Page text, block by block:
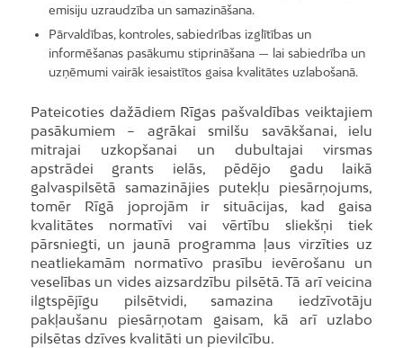
emisiju uzraudzība un samazināšana.
Pārvaldības, kontroles, sabiedrības izglītības un
informēšanas pasākumu stiprināšana — lai sabiedrība un
uzņēmumi vairāk iesaistītos gaisa kvalitātes uzlabošanā.
Pateicoties dažādiem Rīgas pašvaldības veiktajiem
pasākumiem – agrākai smilšu savākšanai, ielu
mitrajai uzkopšanai un dubultajai virsmas
apstrādei grants ielās, pēdējo gadu laikā
galvaspilsētā samazinājies putekļu piesārņojums,
tomēr Rīgā joprojām ir situācijas, kad gaisa
kvalitātes normatīvi vai vērtību sliekšņi tiek
pārsniegti, un jaunā programma ļaus virzīties uz
neatliekamām normatīvo prasību ievērošanu un
veselības un vides aizsardzību pilsētā. Tā arī veicina
ilgtspējīgu pilsētvidi, samazina iedzīvotāju
pakļaušanu piesārņotam gaisam, kā arī uzlabo
pilsētas dzīves kvalitāti un pievilcību.